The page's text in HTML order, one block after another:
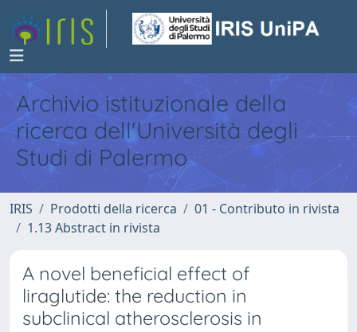
Archivio istituzionale della
ricerca dell'Università degli
Studi di Palermo
IRIS Prodotti della ricerca
01 - Contributo in rivista
1.13 Abstract in rivista
A novel beneficial effect of
liraglutide: the reduction in
subclinical atherosclerosis in